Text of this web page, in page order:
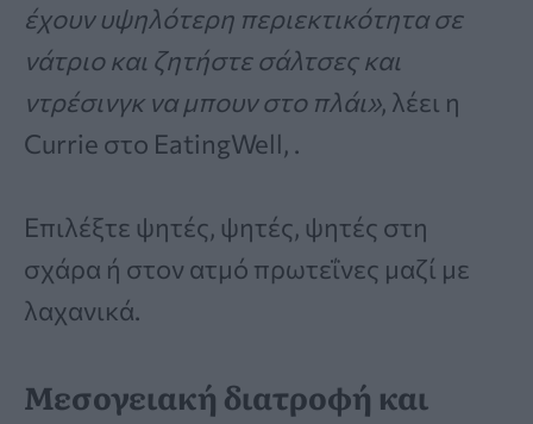
έχουν υψηλότερη περιεκτικότητα σε
νάτριο και ζητήστε σάλτσες και
ντρέσινγκ να μπουν στο πλάι», λέει η
Currie στο EatingWell, .
Επιλέξτε ψητές, ψητές, ψητές στη
σχάρα ή στον ατμό πρωτεΐνες μαζί με
λαχανικά.
Μεσογειακή διατροφή και